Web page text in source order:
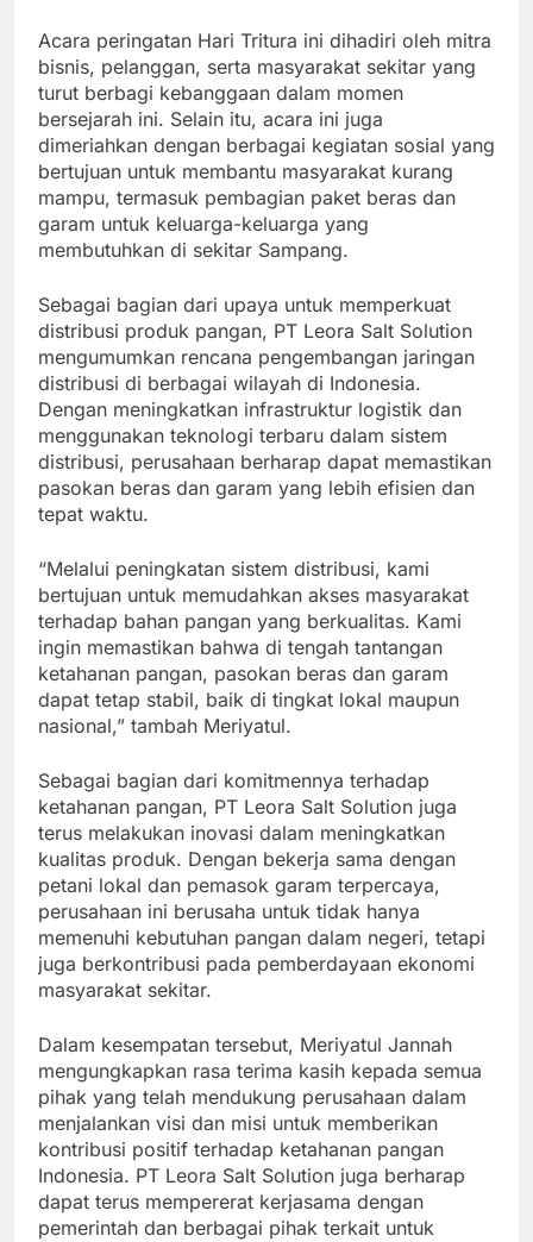
Acara peringatan Hari Tritura ini dihadiri oleh mitra
bisnis, pelanggan, serta masyarakat sekitar yang
turut berbagi kebanggaan dalam momen
bersejarah ini. Selain itu, acara ini juga
dimeriahkan dengan berbagai kegiatan sosial yang
bertujuan untuk membantu masyarakat kurang
mampu, termasuk pembagian paket beras dan
garam untuk keluarga-keluarga yang
membutuhkan di sekitar Sampang.
Sebagai bagian dari upaya untuk memperkuat
distribusi produk pangan, PT Leora Salt Solution
mengumumkan rencana pengembangan jaringan
distribusi di berbagai wilayah di Indonesia.
Dengan meningkatkan infrastruktur logistik dan
menggunakan teknologi terbaru dalam sistem
distribusi, perusahaan berharap dapat memastikan
pasokan beras dan garam yang lebih efisien dan
tepat waktu.
“Melalui peningkatan sistem distribusi, kami
bertujuan untuk memudahkan akses masyarakat
terhadap bahan pangan yang berkualitas. Kami
ingin memastikan bahwa di tengah tantangan
ketahanan pangan, pasokan beras dan garam
dapat tetap stabil, baik di tingkat lokal maupun
nasional,” tambah Meriyatul.
Sebagai bagian dari komitmennya terhadap
ketahanan pangan, PT Leora Salt Solution juga
terus melakukan inovasi dalam meningkatkan
kualitas produk. Dengan bekerja sama dengan
petani lokal dan pemasok garam terpercaya,
perusahaan ini berusaha untuk tidak hanya
memenuhi kebutuhan pangan dalam negeri, tetapi
juga berkontribusi pada pemberdayaan ekonomi
masyarakat sekitar.
Dalam kesempatan tersebut, Meriyatul Jannah
mengungkapkan rasa terima kasih kepada semua
pihak yang telah mendukung perusahaan dalam
menjalankan visi dan misi untuk memberikan
kontribusi positif terhadap ketahanan pangan
Indonesia. PT Leora Salt Solution juga berharap
dapat terus mempererat kerjasama dengan
pemerintah dan berbagai pihak terkait untuk